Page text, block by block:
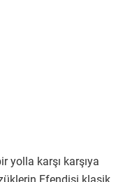
yolla karşı karşıya